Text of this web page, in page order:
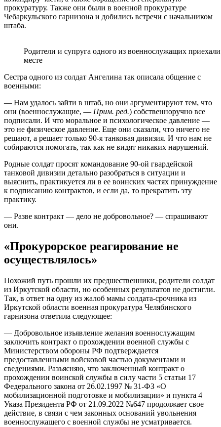
прокуратуру. Также они были в военной прокуратуре
Чебаркульского гарнизона и добились встречи с начальником
штаба.
Родители и супруга одного из военнослужащих
месте
Сестра одного из солдат Ангелина так описала общение с
военными:
— Нам удалось зайти в штаб, но они аргументируют тем, что
они (военнослужащие, — Прим. ред.) собственноручно все
подписали. И что моральное и психологическое давление —
это не физическое давление. Еще они сказали, что ничего не
решают, а решает только 90-я танковая дивизия. И что нам не
собираются помогать, так как не видят никаких нарушений.
Родные солдат просят командование 90-ой гвардейской
танковой дивизии детально разобраться в ситуации и
выяснить, практикуется ли в ее воинских частях принуждение
к подписанию контрактов, и если да, то прекратить эту
практику.
— Разве контракт — дело не добровольное? — спрашивают
они.
«Прокурорское реагирование не
осуществлялось»
Похожий путь прошли их предшественники, родители солдат
из Иркутской области, но особенных результатов не достигли.
Так, в ответ на одну из жалоб мамы солдата-срочника из
Иркутской области военная прокуратура Челябинского
гарнизона ответила следующее:
— Добровольное изъявление желания военнослужащим
заключить контракт о прохождении военной службы с
Министерством обороны РФ подтверждается
предоставленными войсковой частью документами и
сведениями. Разъясняю, что заключенный контракт о
прохождении воинской службы в силу части 5 статьи 17
Федерального закона от 26.02.1997 № 31-ФЗ «О
мобилизационной подготовке и мобилизации» и пункта 4
Указа Президента РФ от 21.09.2022 №647 продолжает свое
действие, в связи с чем законных оснований увольнения
военнослужащего с военной службы не усматривается.